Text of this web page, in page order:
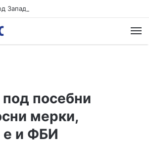
под посебни
мерки,
е и ФБИ